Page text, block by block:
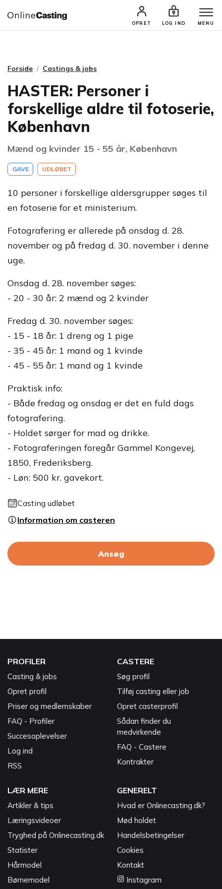
OPRET LOG IND MENU
CASTINGS & JOBS SØG PROFIL
Forside Castings & jobs
HASTER: Personer i
forskellige aldre til fotoserie,
København
Mænd og kvinder 15 - 55 år, København
GAVE UDLØBET
10 personer i forskellige aldersgrupper søges til
en fotoserie for et ministerium.
Fotografering er allerede på onsdag d. 28.
november og på fredag d. 30. november i denne
uge.
Onsdag d. 28. november søges:
- 20 - 30 år: 2 mænd og 2 kvinder
Fredag d. 30. november søges:
- 15 - 18 år: 1 dreng og 1 pige
- 35 - 45 år: 1 mand og 1 kvinde
- 45 - 55 år: 1 mand og 1 kvinde
Praktisk info:
- Både fredag og onsdag er det en fuld dags
fotografering.
- Holdet sørger for mad og drikke.
- Fotograferingen foregår Gammel Kongevej,
1850, Frederiksberg.
- Løn: 500 kr. gavekort.
Casting udløbet
Information om casteren
Ansøg
PROFILER
Casting & jobs
Opret profil
Priser og medlemskaber
FAQ - Profiler
Succesoplevelser
Log ind
RSS
CASTERE
Søg profil
Tilføj casting eller job
Opret casterprofil
Sådan finder du
medvirkende
FAQ - Castere
Kontrakter
LÆR MERE
Artikler & tips
Læringsvideoer
Tryghed på Onlinecasting.dk
Statister
Hårmodel
Børnemodel
GENERELT
Hvad er Onlinecasting.dk?
Mød holdet
Handelsbetingelser
Cookies
Kontakt
Instagram